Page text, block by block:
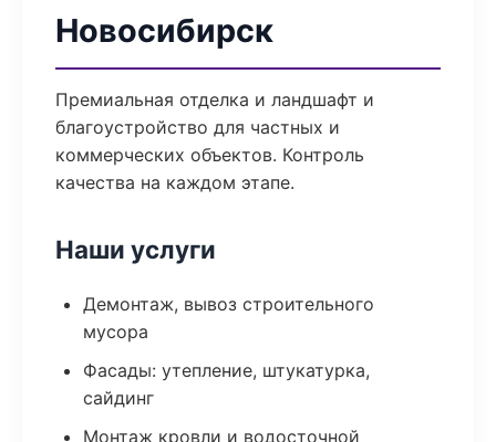
Новосибирск
Премиальная отделка и ландшафт и
благоустройство для частных и
коммерческих объектов. Контроль
качества на каждом этапе.
Наши услуги
Демонтаж, вывоз строительного
мусора
Фасады: утепление, штукатурка,
сайдинг
Монтаж кровли и водосточной